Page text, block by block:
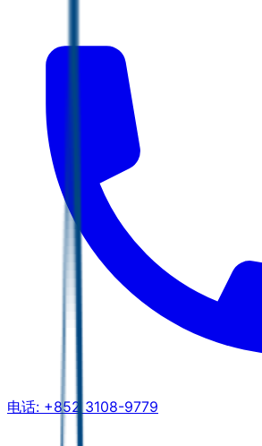
电话: +852 3108-9779